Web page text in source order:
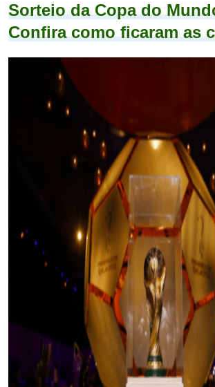
Sorteio da Copa do
Confira como ficaram as